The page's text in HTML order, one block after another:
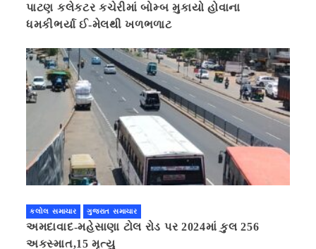
પાટણ કલેકટર કચેરીમાં બોમ્બ મુકાયો હોવાના
ધમકીભર્યા ઈ-મેલથી ખળભળાટ
કલોલ સમાચાર ગુજરાત સમાચાર
અમદાવાદ-મહેસાણા ટોલ રોડ પર 2024માં કુલ 256
અકસ્માત,15 મૃત્યુ